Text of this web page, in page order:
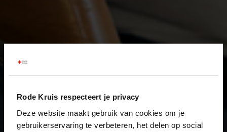
Rode Kruis respecteert je privacy
Deze website maakt gebruik van cookies om je
gebruikerservaring te verbeteren, het delen op social